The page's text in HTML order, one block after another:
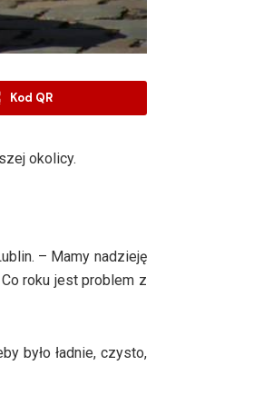
Kod QR
okolicy.
– Mamy nadzieję
roku jest problem z
było ładnie, czysto,